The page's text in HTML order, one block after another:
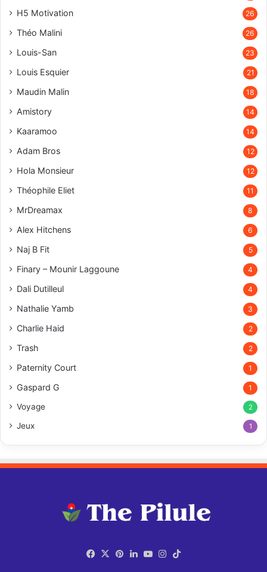
H5 Motivation 26
Théo Malini 26
Louis-San 23
Louis Esquier 21
Maudin Malin 18
Amistory 14
Kaaramoo 14
Adam Bros 12
Hola Monsieur 12
Théophile Eliet 11
MrDreamax 8
Alex Hitchens 6
Naj B Fit 5
Finary – Mounir Laggoune 4
Dali Dutilleul 4
Nathalie Yamb 3
Charlie Haid 2
Trash 2
Paternity Court 1
Gaspard G 1
Voyage 2
Jeux 1
Facebook
X Pinterest
Linkedin
YouTubeInstagram